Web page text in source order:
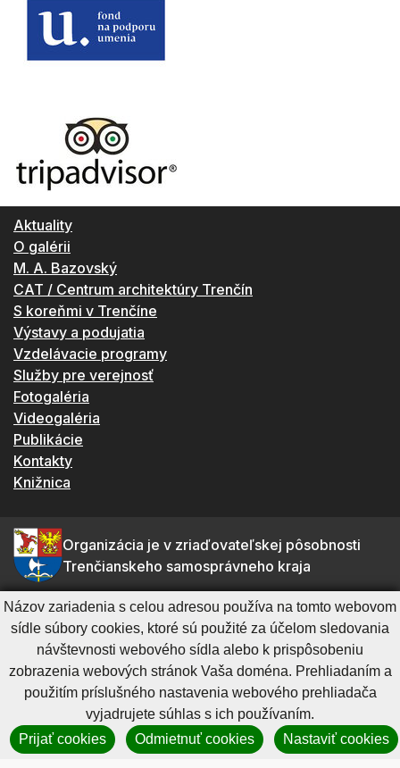
Aktuality
O galérii
M. A. Bazovský
CAT / Centrum architektúry Trenčín
S koreňmi v Trenčíne
Výstavy a podujatia
Vzdelávacie programy
Služby pre verejnosť
Fotogaléria
Videogaléria
Publikácie
Kontakty
Knižnica
Organizácia je v zriaďovateľskej pôsobnosti
Trenčianskeho samosprávneho kraja
Galéria Miloša Alexandra Bazovského v Trenčíne
Palackého 27
Trenčín
911 01
tel.: 032 / 743 68 58 (spojovateľ)
fax.: 032 / 743 40 67
Názov zariadenia s celou adresou používa na tomto webovom
sídle súbory cookies, ktoré sú použité za účelom sledovania
návštevnosti webového sídla alebo k prispôsobeniu
zobrazenia webových stránok Vaša doména. Prehliadaním a
použitím príslušného nastavenia webového prehliadača
vyjadrujete súhlas s ich používaním.
Prijať cookies
Odmietnuť cookies Nastaviť cookies